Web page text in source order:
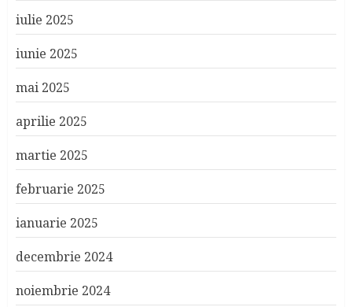
iulie 2025
iunie 2025
mai 2025
aprilie 2025
martie 2025
februarie 2025
ianuarie 2025
decembrie 2024
noiembrie 2024